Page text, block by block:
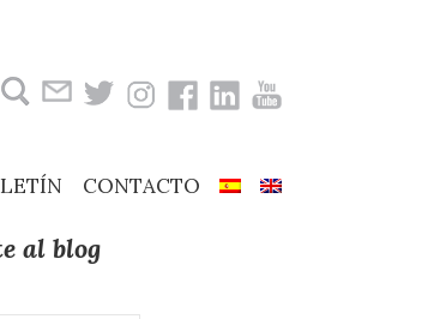
CONTACTO
al blog